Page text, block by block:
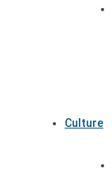
Culture